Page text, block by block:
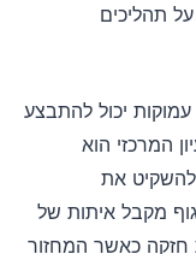
תהליכים
יכול להתבצע
המרכזי הוא
את
מקבל איתות של
חזקה כאשר המחזור